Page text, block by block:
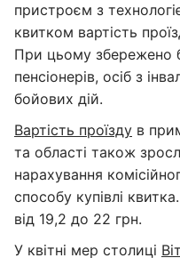
пристроєм з
квитком вартість
При цьому збережено
пенсіонерів, осіб з
бойових дій.
Вартість проїзду в
та області також
нарахування
способу купівлі
від 19,2 до 22 грн.
У квітні мер столиці